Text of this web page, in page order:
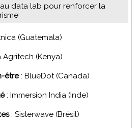
data lab pour renforcer la
(Guatemala)
Agritech (Kenya)
être: BlueDot (Canada)
: Immersion India (Inde)
: Sisterwave (Brésil)